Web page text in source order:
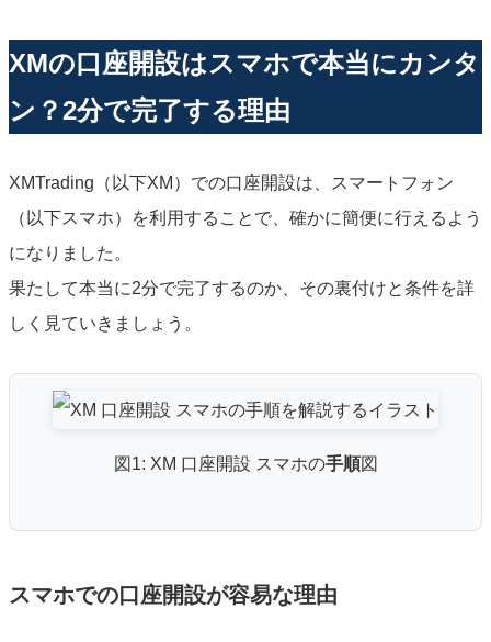
XMの口座開設はスマホで本当にカンタ
ン？2分で完了する理由
XMTrading（以下XM）での口座開設は、スマートフォン
（以下スマホ）を利用することで、確かに簡便に行えるよう
になりました。
果たして本当に2分で完了するのか、その裏付けと条件を詳
しく見ていきましょう。
図1: XM 口座開設 スマホの手順図
スマホでの口座開設が容易な理由